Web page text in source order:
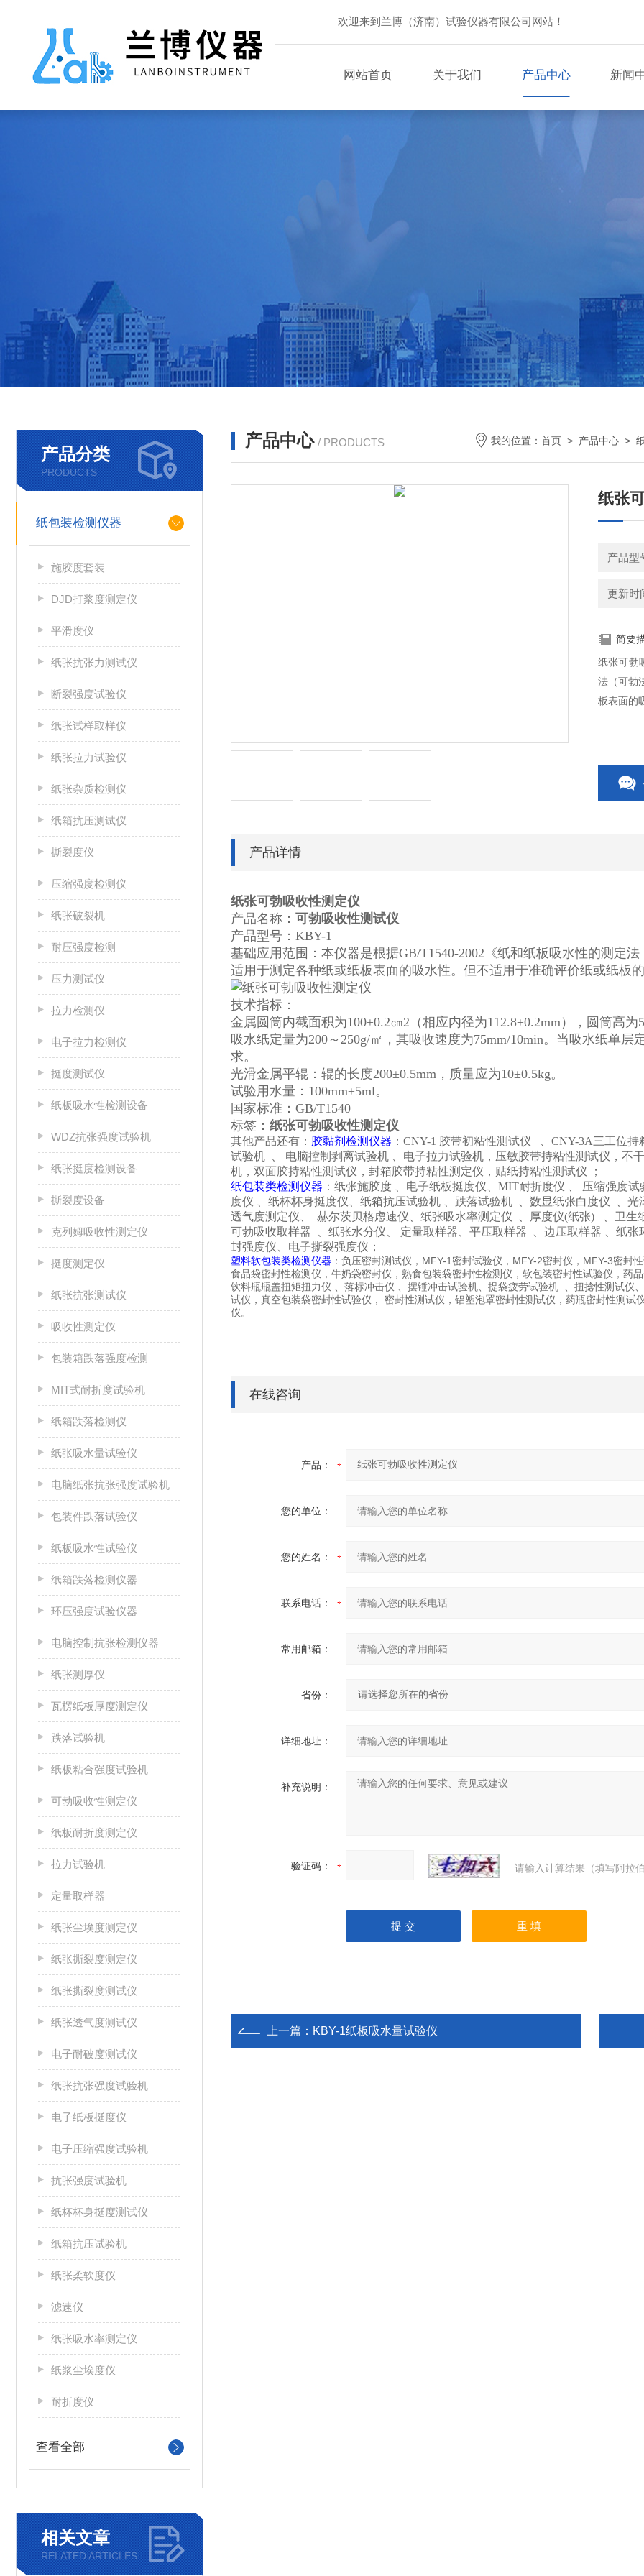
欢迎来到兰博（济南）试验仪器有限公司网站！
网站首页 关于我们 产品中心 新闻
产品分类
PRODUCTS
纸包装检测仪器
施胶度套装
DJD打浆度测定仪
平滑度仪
纸张抗张力测试仪
断裂强度试验仪
纸张试样取样仪
纸张拉力试验仪
纸张杂质检测仪
纸箱抗压测试仪
撕裂度仪
压缩强度检测仪
纸张破裂机
耐压强度检测
压力测试仪
拉力检测仪
电子拉力检测仪
挺度测试仪
纸板吸水性检测设备
WDZ抗张强度试验机
纸张挺度检测设备
撕裂度设备
克列姆吸收性测定仪
挺度测定仪
纸张抗张测试仪
吸收性测定仪
包装箱跌落强度检测
MIT式耐折度试验机
纸箱跌落检测仪
纸张吸水量试验仪
电脑纸张抗张强度试验机
包装件跌落试验仪
纸板吸水性试验仪
纸箱跌落检测仪器
环压强度试验仪器
电脑控制抗张检测仪器
纸张测厚仪
瓦楞纸板厚度测定仪
跌落试验机
纸板粘合强度试验机
可勃吸收性测定仪
纸板耐折度测定仪
拉力试验机
定量取样器
纸张尘埃度测定仪
纸张撕裂度测定仪
纸张撕裂度测试仪
纸张透气度测试仪
电子耐破度测试仪
纸张抗张强度试验机
电子纸板挺度仪
电子压缩强度试验机
抗张强度试验机
纸杯杯身挺度测试仪
纸箱抗压试验机
纸张柔软度仪
滤速仪
纸张吸水率测定仪
纸浆尘埃度仪
耐折度仪
查看全部
相关文章
RELATED ARTICLES
产品中心 / PRODUCTS 我的位置： 首页 > 产品中心 >
纸张
产品型
更新时
简要
纸张可勃
法（可勃
板表面的
产品详情
纸张可勃吸收性测定仪
产品名称： 可勃吸收性测试仪
产品型号：KBY-1
基础应用范围：本仪器是根据GB/T1540-2002《纸和纸板吸水性的测定
适用于测定各种纸或纸板表面的吸水性。但不适用于准确评价纸或纸板的
技术指标：
金属圆筒内截面积为100±0.2㎝2（相应内径为112.8±0.2mm），圆筒高为
吸水纸定量为200～250g/㎡，其吸收速度为75mm/10min。当吸水纸单
求。
光滑金属平辊：辊的长度200±0.5mm，质量应为10±0.5kg。
试验用水量：100mm±5ml。
国家标准：GB/T1540
标签： 纸张可勃吸收性测定仪
其他产品还有： 胶黏剂检测仪器 ：CNY-1 胶带初粘性测试仪 、CNY-3A三工位持
试验机
电脑控制剥离试验机
、电子拉力试验机，压敏胶带持粘性测试仪，不
机，双面胶持粘性测试仪，封箱胶带持粘性测定仪，贴纸持粘性测试仪
；
纸包装类检测仪器 ：纸张施胶度 、电子纸板挺度仪、MIT耐折度仪 压缩强度试
度仪
、纸杯杯身挺度仪、纸箱抗压试验机 、跌落试验机 、数显纸张白度仪 、
透气度测定仪、
赫尔茨贝格虑速仪、纸张吸水率测定仪 、厚度仪(纸张) 、卫
可勃吸收取样器
、纸张水分仪、 定量取样器、平压取样器 、边压取样器 、纸
封强度仪、电子撕裂强度仪；
塑料软包装类检测仪器 ：负压密封测试仪， MFY-1 密封试验仪， MFY-2密封仪， MFY-3密封
食品袋密封性检测仪，牛奶袋密封仪，熟食包装袋密封性检测仪，软包装密封性试验仪，药
饮料瓶瓶盖扭矩扭力仪 、落标冲击仪 、摆锤冲击试验机、提袋疲劳试验机 、扭捻性测试仪
试仪，真空包装袋密封性试验仪， 密封性测试仪，铝塑泡罩密封性测试仪，药瓶密封性测试
仪。
在线咨询
产品：
您的单位：
您的姓名：
联系电话：
常用邮箱：
省份：
详细地址：
补充说明：
验证码： 请输入计算结果（填写阿拉
上一篇： KBY-1纸板吸水量试验仪